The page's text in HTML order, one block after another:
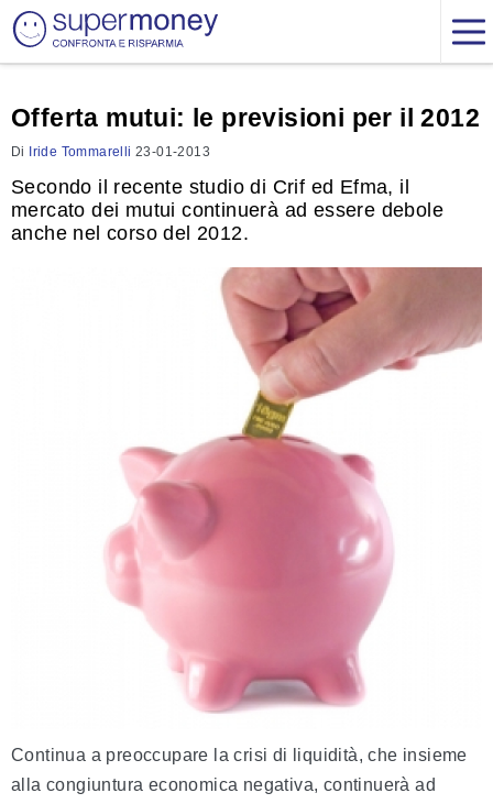
Offerta mutui: le previsioni per il 2012
Di Iride Tommarelli 23-01-2013
Secondo il recente studio di Crif ed Efma, il
mercato dei mutui continuerà ad essere debole
anche nel corso del 2012.
Continua a preoccupare la crisi di liquidità, che insieme
alla congiuntura economica negativa, continuerà ad